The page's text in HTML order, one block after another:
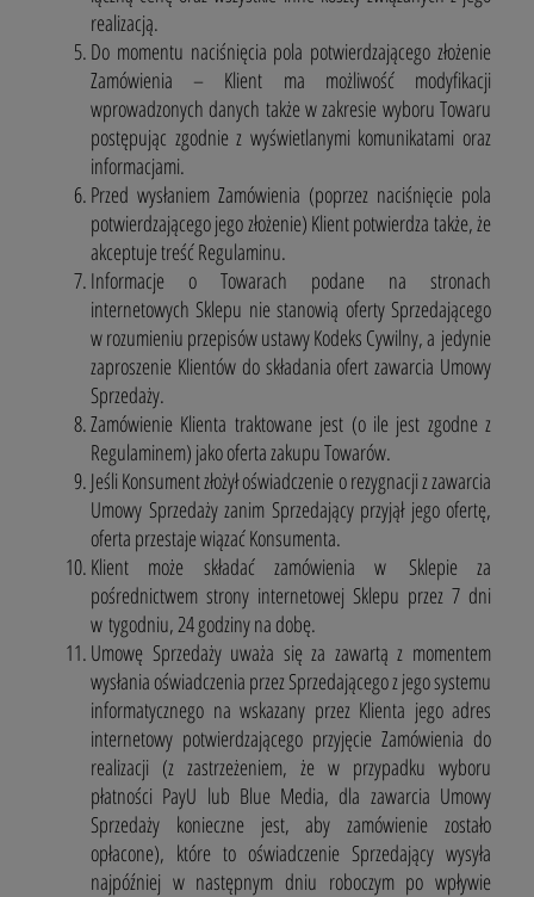
realizacją.
Do momentu naciśnięcia pola potwierdzającego złożenie
Zamówienia – Klient ma możliwość modyfikacji
wprowadzonych danych także w zakresie wyboru Towaru
postępując zgodnie z wyświetlanymi komunikatami oraz
informacjami.
Przed wysłaniem Zamówienia (poprzez naciśnięcie pola
potwierdzającego jego złożenie) Klient potwierdza także, że
akceptuje treść Regulaminu.
Informacje o Towarach podane na stronach
internetowych Sklepu nie stanowią oferty Sprzedającego
w rozumieniu przepisów ustawy Kodeks Cywilny, a jedynie
zaproszenie Klientów do składania ofert zawarcia Umowy
Sprzedaży.
Zamówienie Klienta traktowane jest (o ile jest zgodne z
Regulaminem) jako oferta zakupu Towarów.
Jeśli Konsument złożył oświadczenie o rezygnacji z zawarcia
Umowy Sprzedaży zanim Sprzedający przyjął jego ofertę,
oferta przestaje wiązać Konsumenta.
Klient może składać zamówienia w Sklepie za
pośrednictwem strony internetowej Sklepu przez 7 dni
w tygodniu, 24 godziny na dobę.
Umowę Sprzedaży uważa się za zawartą z momentem
wysłania oświadczenia przez Sprzedającego z jego systemu
informatycznego na wskazany przez Klienta jego adres
internetowy potwierdzającego przyjęcie Zamówienia do
realizacji (z zastrzeżeniem, że w przypadku wyboru
płatności PayU lub Blue Media, dla zawarcia Umowy
Sprzedaży konieczne jest, aby zamówienie zostało
opłacone), które to oświadczenie Sprzedający wysyła
najpóźniej w następnym dniu roboczym po wpływie